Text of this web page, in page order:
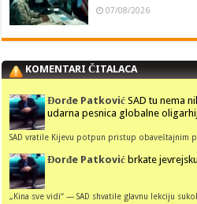
07/08/2026
KOMENTARI ČITALACA
Đorđe Patković SAD tu nema
udarna pesnica globalne
SAD vratile Kijevu potpun pristup obaveštajnim
Đorđe Patković brkate
„Kina sve vidi“ — SAD shvatile glavnu lekciju